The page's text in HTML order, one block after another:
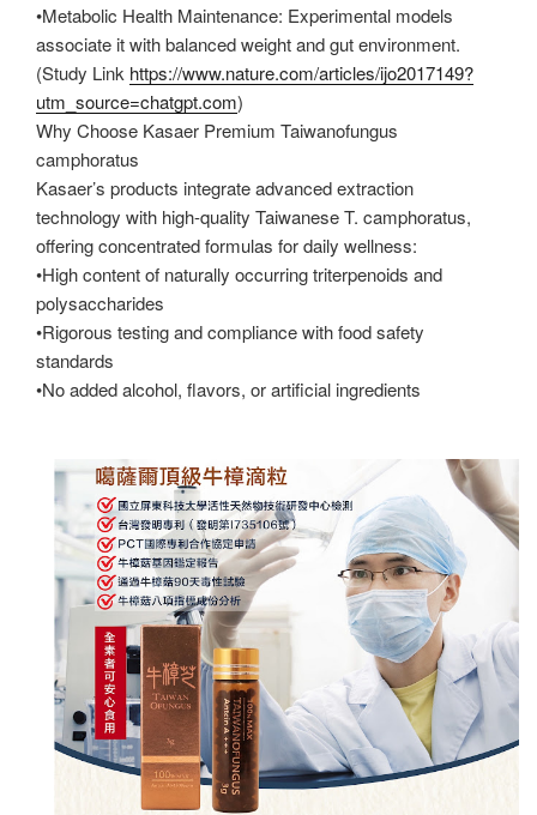
•Metabolic Health Maintenance: Experimental models
associate it with balanced weight and gut environment.
(Study Link https://www.nature.com/articles/ijo2017149?
utm_source=chatgpt.com)
Why Choose Kasaer Premium Taiwanofungus
camphoratus
Kasaer’s products integrate advanced extraction
technology with high-quality Taiwanese T. camphoratus,
offering concentrated formulas for daily wellness:
•High content of naturally occurring triterpenoids and
polysaccharides
•Rigorous testing and compliance with food safety
standards
•No added alcohol, flavors, or artificial ingredients